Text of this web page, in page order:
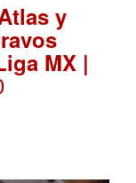
y
MX |